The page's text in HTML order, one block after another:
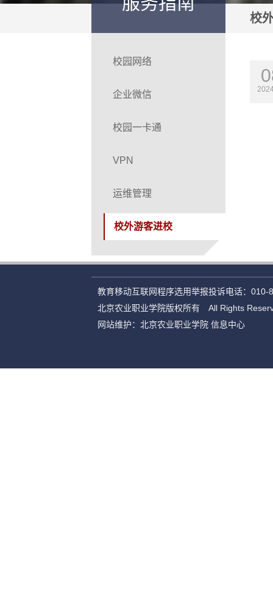
校
校园网络
企业微信
校园一卡通
VPN
运维管理
校外游客进校
教育移动互联网程序选用举报投诉电话：010-
北京农业职业学院版权所有 All Rights
网站维护：北京农业职业学院 信息中心